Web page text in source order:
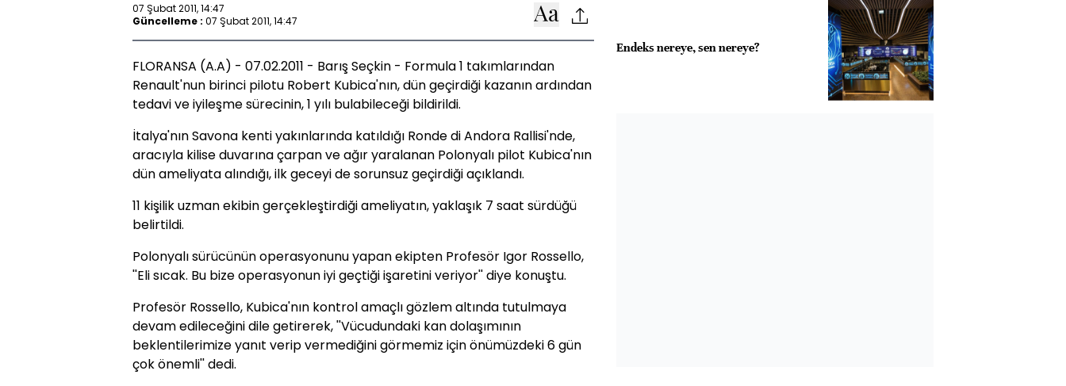
07 Şubat 2011, 14:47
Güncelleme : 07 Şubat 2011, 14:47
FLORANSA (A.A) - 07.02.2011 - Barış Seçkin - Formula 1 takımlarından
Renault'nun birinci pilotu Robert Kubica'nın, dün geçirdiği kazanın ardından
tedavi ve iyileşme sürecinin, 1 yılı bulabileceği bildirildi.
İtalya'nın Savona kenti yakınlarında katıldığı Ronde di Andora Rallisi'nde,
aracıyla kilise duvarına çarpan ve ağır yaralanan Polonyalı pilot Kubica'nın
dün ameliyata alındığı, ilk geceyi de sorunsuz geçirdiği açıklandı.
11 kişilik uzman ekibin gerçekleştirdiği ameliyatın, yaklaşık 7 saat sürdüğü
belirtildi.
Polonyalı sürücünün operasyonunu yapan ekipten Profesör Igor Rossello,
''Eli sıcak. Bu bize operasyonun iyi geçtiği işaretini veriyor'' diye konuştu.
Profesör Rossello, Kubica'nın kontrol amaçlı gözlem altında tutulmaya
devam edileceğini dile getirerek, ''Vücudundaki kan dolaşımının
beklentilerimize yanıt verip vermediğini görmemiz için önümüzdeki 6 gün
çok önemli'' dedi.
Endeks nereye, sen nereye?